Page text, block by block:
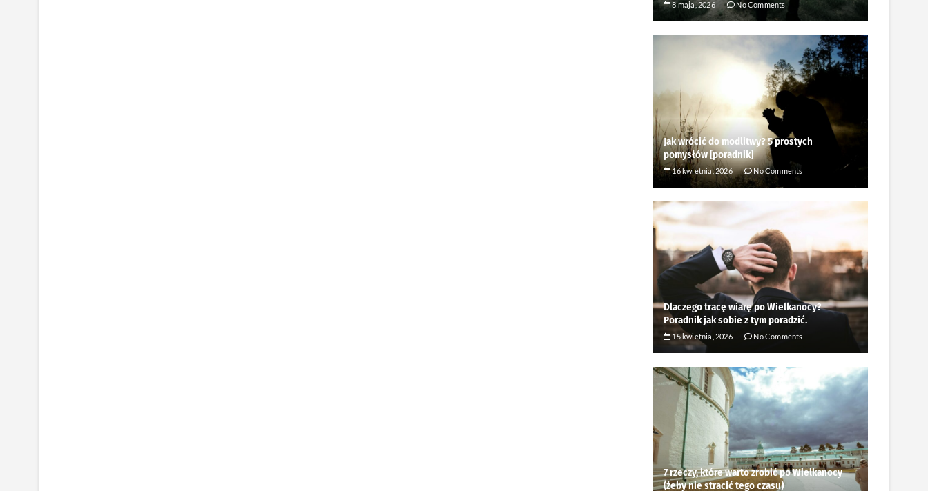
8 maja, 2026 No Comments
Jak wrócić do modlitwy? 5 prostych
pomysłów [poradnik]
16 kwietnia, 2026 No Comments
Dlaczego tracę wiarę po Wielkanocy?
Poradnik jak sobie z tym poradzić.
15 kwietnia, 2026 No Comments
7 rzeczy, które warto zrobić po Wielkanocy
(żeby nie stracić tego czasu)